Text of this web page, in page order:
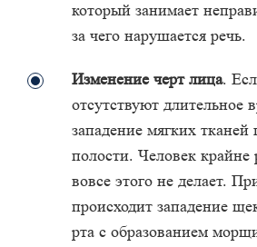
который занимает
за чего нарушается речь.
Изменение черт лица.
отсутствуют длительное
западение мягких
полости. Человек крайне
вовсе этого не делает.
происходит западение
рта с образованием